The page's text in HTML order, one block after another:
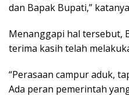
dan Bapak Bupati,”
Menanggapi hal tersebut,
terima kasih telah
“Perasaan campur aduk,
Ada peran pemerintah